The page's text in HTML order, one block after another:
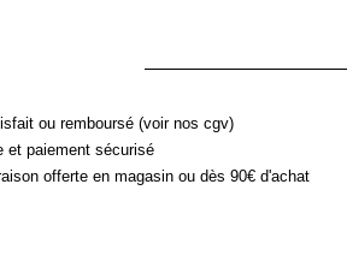
ou remboursé (voir nos cgv)
et paiement sécurisé
offerte en magasin ou dès 90€ d'achat